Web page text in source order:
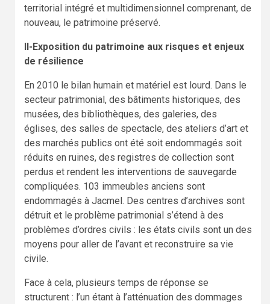
territorial intégré et multidimensionnel comprenant, de
nouveau, le patrimoine préservé.
II-Exposition du patrimoine aux risques et enjeux
de résilience
En 2010 le bilan humain et matériel est lourd. Dans le
secteur patrimonial, des bâtiments historiques, des
musées, des bibliothèques, des galeries, des
églises, des salles de spectacle, des ateliers d’art et
des marchés publics ont été soit endommagés soit
réduits en ruines, des registres de collection sont
perdus et rendent les interventions de sauvegarde
compliquées. 103 immeubles anciens sont
endommagés à Jacmel. Des centres d’archives sont
détruit et le problème patrimonial s’étend à des
problèmes d’ordres civils : les états civils sont un des
moyens pour aller de l’avant et reconstruire sa vie
civile.
Face à cela, plusieurs temps de réponse se
structurent : l’un étant à l’atténuation des dommages